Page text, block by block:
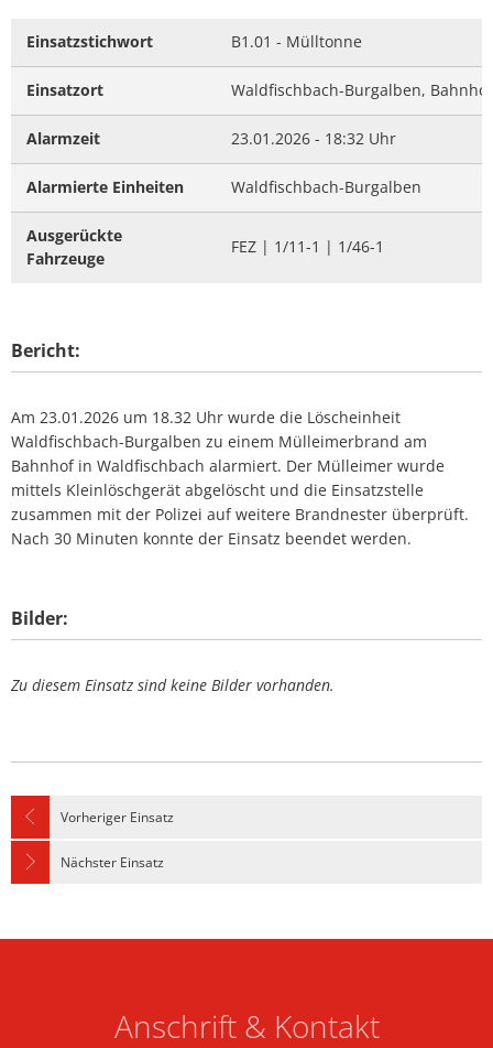
Einsatzstichwort B1.01 - Mülltonne
Einsatzort Waldfischbach-Burgalben,
Alarmzeit 23.01.2026 - 18:32 Uhr
Alarmierte Einheiten Waldfischbach-Burgalben
Ausgerückte
Fahrzeuge
FEZ | 1/11-1 | 1/46-1
Bericht:
Am 23.01.2026 um 18.32 Uhr wurde die Löscheinheit
Waldfischbach-Burgalben zu einem Mülleimerbrand am
Bahnhof in Waldfischbach alarmiert. Der Mülleimer wurde
mittels Kleinlöschgerät abgelöscht und die Einsatzstelle
zusammen mit der Polizei auf weitere Brandnester überprüft.
Nach 30 Minuten konnte der Einsatz beendet werden.
Bilder:
Zu diesem Einsatz sind keine Bilder vorhanden.
Vorheriger Einsatz
Nächster Einsatz
Anschrift & Kontakt